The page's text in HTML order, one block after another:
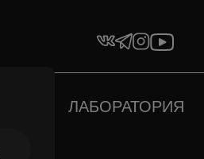
ЛАБОРАТОРИЯ